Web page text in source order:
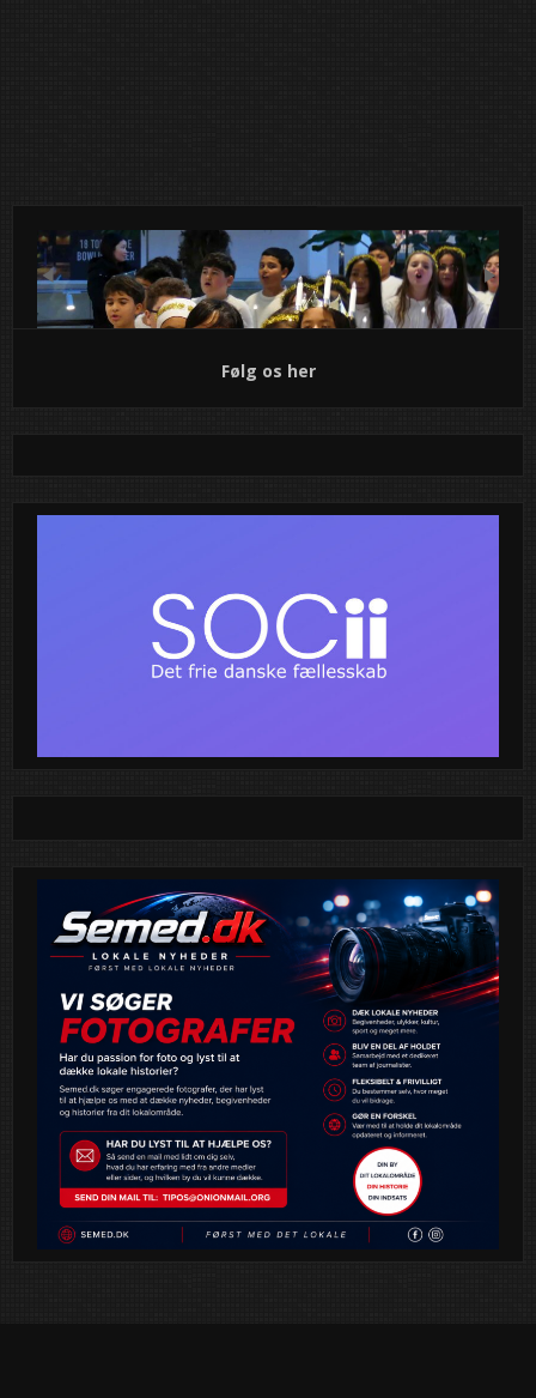
eleverne en stemningsfuld og traditionsrig oplevelse til det
julepyntede City2.
Lucia-optoget byder på en eventyrlig eftermiddag, hvor
juleglæde, fællesskab og lys er i centrum – en oplevelse for
både store og små.
Previous Next
Følg os her